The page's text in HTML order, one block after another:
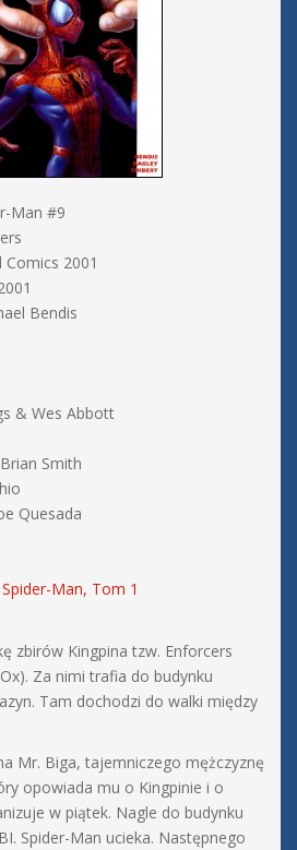
Man #9
Comics 2001
Bendis
& Wes Abbott
Brian Smith
Quesada
Man, Tom 1
zbirów Kingpina tzw. Enforcers
Za nimi trafia do budynku
Tam dochodzi do walki między
Mr. Biga, tajemniczego mężczyznę
opowiada mu o Kingpinie i o
w piątek. Nagle do budynku
Spider-Man ucieka. Następnego